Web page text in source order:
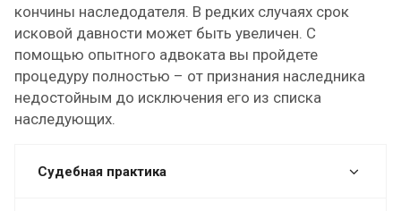
кончины наследодателя. В редких случаях срок
исковой давности может быть увеличен. С
помощью опытного адвоката вы пройдете
процедуру полностью – от признания наследника
недостойным до исключения его из списка
наследующих.
Судебная практика